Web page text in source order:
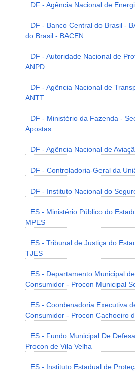
DF - Agência Nacional de
DF - Banco Central do Brasil -
do Brasil - BACEN
DF - Autoridade Nacional de
ANPD
DF - Agência Nacional de
ANTT
DF - Ministério da Fazenda -
Apostas
DF - Agência Nacional de
DF - Controladoria-Geral da
DF - Instituto Nacional do
ES - Ministério Público do
MPES
ES - Tribunal de Justiça do
TJES
ES - Departamento Municipal
Consumidor - Procon Municipal
ES - Coordenadoria Executiva
Consumidor - Procon Cachoeiro
ES - Fundo Municipal De
Procon de Vila Velha
ES - Instituto Estadual de